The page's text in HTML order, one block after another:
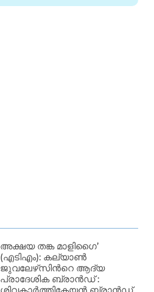
അക്ഷയ തങ്ക മാളിഗൈ’
(എടിഎം): കല്യാണ്‍
ജുവലേഴ്‌സിന്‍റെ ആദ്യ
പ്രാദേശിക ബ്രാന്‍ഡ് :
ശിവകാര്‍ത്തികേയന്‍ ബ്രാന്‍ഡ്